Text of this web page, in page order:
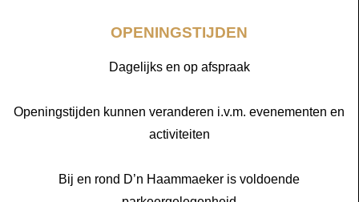
OPENINGSTIJDEN
Dagelijks en op afspraak
Openingstijden kunnen veranderen i.v.m. evenementen en
activiteiten
Bij en rond D’n Haammaeker is voldoende